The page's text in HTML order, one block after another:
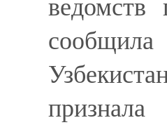
признала